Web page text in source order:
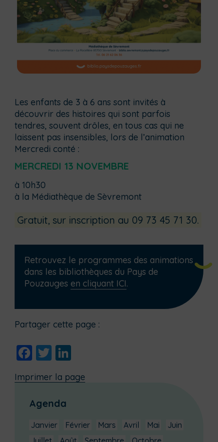
Les enfants de 3 à 6 ans sont invités à
découvrir des histoires qui sont parfois
tendres, souvent drôles, en tous cas qui ne
laissent pas insensibles, lors de l’animation
Mercredi conté :
MERCREDI 13 NOVEMBRE
à 10h30
à la Médiathèque de Sèvremont
Gratuit, sur inscription au 09 73 45 71 30.
Retrouvez le programmes des animations
dans les bibliothèques du Pays de
Pouzauges en cliquant ICI.
Partager cette page :
Facebook
Twitter
Imprimer la page
Agenda
Janvier Février Mars Avril Mai
Juin